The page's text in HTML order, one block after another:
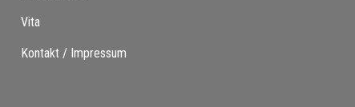
Vita
Kontakt / Impressum